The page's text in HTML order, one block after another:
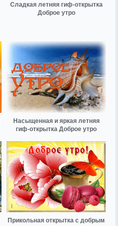
Сладкая летняя гиф-открытка
Доброе утро
Насыщенная и яркая летняя
гиф-открытка Доброе утро
Прикольная открытка с добрым